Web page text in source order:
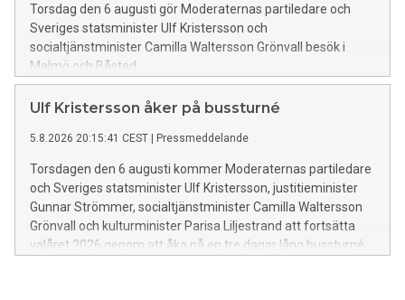
Torsdag den 6 augusti gör Moderaternas partiledare och
Sveriges statsminister Ulf Kristersson och
socialtjänstminister Camilla Waltersson Grönvall besök i
Malmö och Båstad.
Ulf Kristersson åker på bussturné
5.8.2026 20:15:41 CEST Pressmeddelande
Torsdagen den 6 augusti kommer Moderaternas partiledare
och Sveriges statsminister Ulf Kristersson, justitieminister
Gunnar Strömmer, socialtjänstminister Camilla Waltersson
Grönvall och kulturminister Parisa Liljestrand att fortsätta
valåret 2026 genom att åka på en tre dagar lång bussturné.